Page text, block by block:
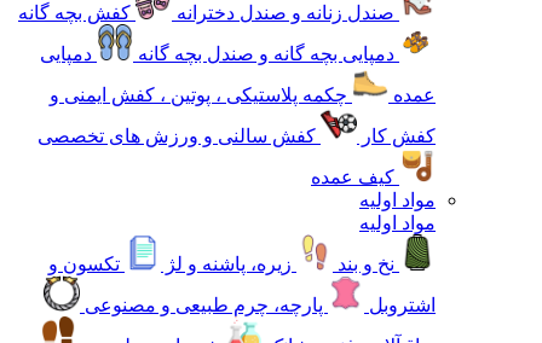
صندل زنانه و صندل دخترانه
کفش بچه گانه
دمپایی بچه گانه و صندل بچه گانه
دمپایی
عمده
چکمه پلاستیکی ، پوتین ، کفش ایمنی و
کفش کار
کفش سالنی و ورزش های تخصصی
کیف عمده
مواد اولیه
مواد اولیه
نخ و بند
زیره، پاشنه و لژ
تکسون و
اشتروبل
پارچه، چرم طبیعی و مصنوعی